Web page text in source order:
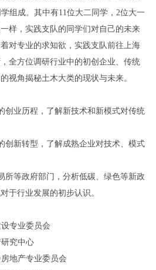
组成。其中有11位大二同学， 2位大一
样，实践支队的同学们对自己的未来
对专业的求知欲，实践支队前往上海
全方位调研行业中的初创企业、传统
视角揭秘土木大类的现状与未来。
创业历程，了解新技术和新模式对传统
创新转型，了解成熟企业对技术、模式
所等政府部门，分析低碳、绿色等新政
于行业发展的初步认识。
专业委员会
究中心
地产专业委员会